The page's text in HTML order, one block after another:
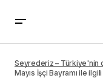
1 Mayıs İşçi
Seyrederiz – Türkiye'nin
Mayıs İşçi Bayramı ile